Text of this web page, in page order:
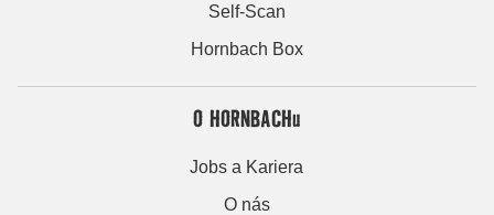
Self-Scan
Hornbach Box
O HORNBACHu
Jobs a Kariera
O nás